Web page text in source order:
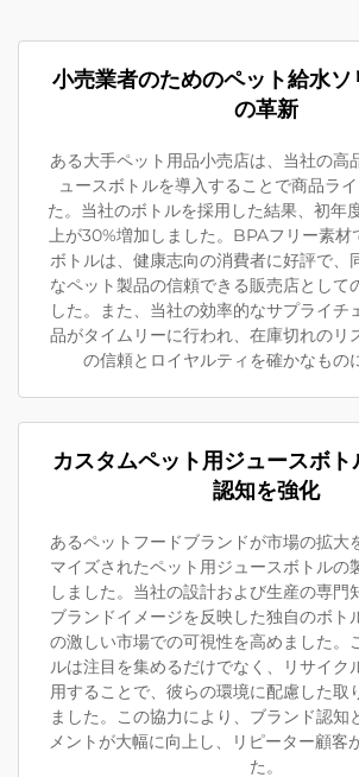
小売業者のためのペット給水
の革新
ある大手ペット用品小売店は、当社の高
ュースボトルを導入することで商品ラ
た。当社のボトルを採用した結果、初年
上が30%増加しました。BPAフリー素材
ボトルは、健康志向の消費者に好評で、
なペット製品の信頼できる販売店として
した。また、当社の効率的なサプライチ
品がタイムリーに行われ、在庫切れのリ
の信頼とロイヤルティを確かなもの
カスタムペット用ジュースボト
認知を強化
あるペットフードブランドが市場の拡大
マイズされたペット用ジュースボトルの
しました。当社の設計および生産の専門
ブランドイメージを反映した独自のボト
の激しい市場での可視性を高めました。
ルは注目を集めるだけでなく、リサイク
用することで、彼らの環境に配慮した取
ました。この協力により、ブランド認知
メントが大幅に向上し、リピーター顧客
た。